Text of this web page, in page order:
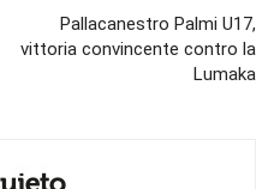
Pallacanestro Palmi U17,
vittoria convincente contro la
Lumaka